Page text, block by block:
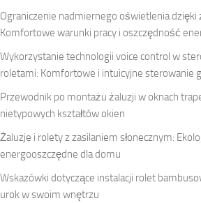
Ograniczenie nadmiernego oświetlenia
Komfortowe warunki pracy i oszczędność
Wykorzystanie technologii voice control w
roletami: Komfortowe i intuicyjne sterowanie
Przewodnik po montażu żaluzji w oknach
nietypowych kształtów okien
Żaluzje i rolety z zasilaniem słonecznym:
energooszczędne dla domu
Wskazówki dotyczące instalacji rolet
urok w swoim wnętrzu